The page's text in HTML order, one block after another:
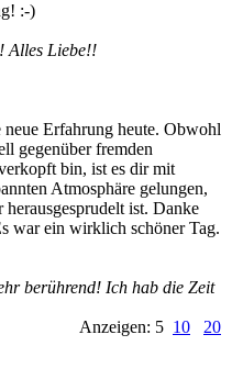
:-)
Alles Liebe!!
Erfahrung heute. Obwohl
gegenüber fremden
bin, ist es dir mit
Atmosphäre gelungen,
ist. Danke
war ein wirklich schöner Tag.
berührend! Ich hab die Zeit
Anzeigen: 5 10 20